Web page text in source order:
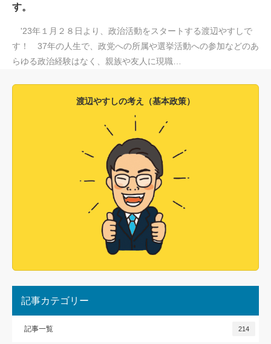
す。
'23年１月２８日より、政治活動をスタートする渡辺やすしで
す！ 37年の人生で、政党への所属や選挙活動への参加などのあ
らゆる政治経験はなく、親族や友人に現職…
渡辺やすしの考え（基本政策）
記事カテゴリー
記事一覧 214